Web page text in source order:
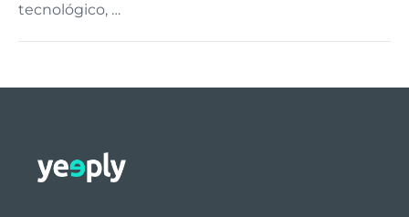
tecnológico, …